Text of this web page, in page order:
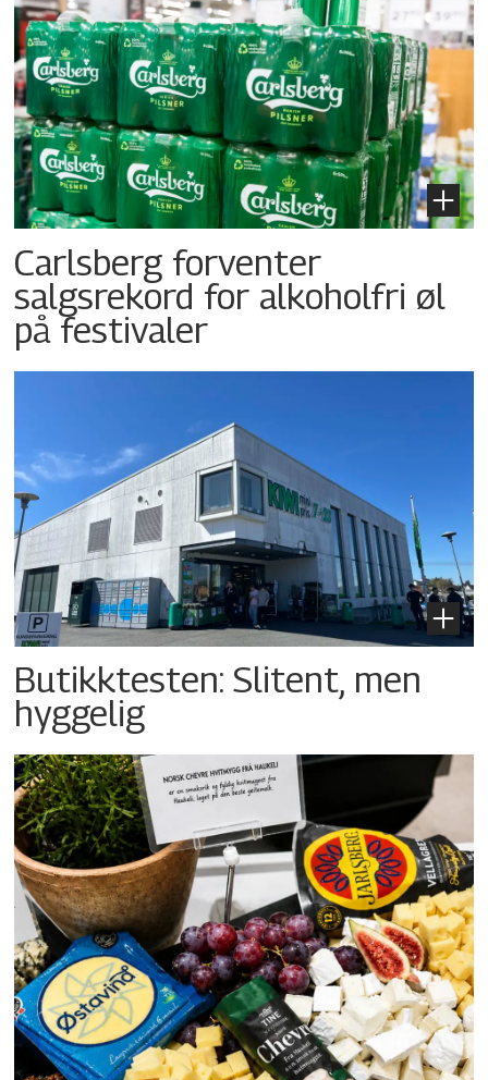
Carlsberg forventer
salgsrekord for alkoholfri øl
på festivaler
Butikktesten: Slitent, men
hyggelig